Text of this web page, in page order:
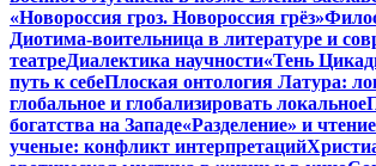
«Новороссия гроз. Новороссия грёз»
Диотима-воительница в литературе и
театреДиалектика научности«Тень
путь к себеПлоская онтология Латура:
глобальное и глобализировать локальное
богатства на Западе«Разделение» и чтение
ученые: конфликт интерпретаций